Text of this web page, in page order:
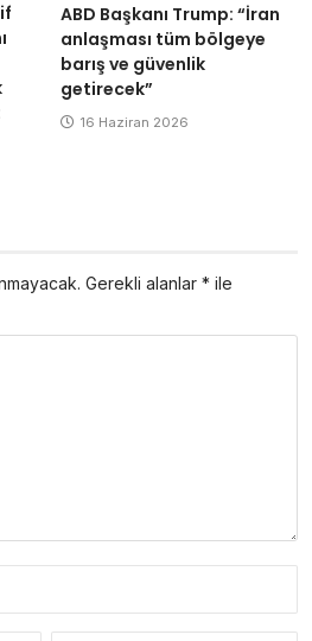
ABD Başkanı Trump: “İran
anlaşması tüm bölgeye
barış ve güvenlik
getirecek”
16 Haziran 2026
Gerekli alanlar * ile